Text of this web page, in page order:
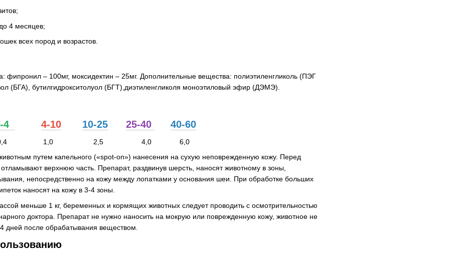
4 месяцев;
всех пород и возрастов.
фипронил – 100мг, моксидектин – 25мг. Дополнительные вещества: полиэтиленгликоль (ПЭГ
(БГА), бутилгидрокситолуол (БГТ),диэтиленгликоля моноэтиловый эфир (ДЭМЭ).
4 4-10 10-25 25-40 40-60
мл 0,4 1,0 2,5 4,0 6,0
путем капельного («spot-on») нанесения на сухую неповрежденную кожу. Перед
верхнюю часть. Препарат, раздвинув шерсть, наносят животному в зоны,
непосредственно на кожу между лопатками у основания шеи. При обработке больших
наносят на кожу в 3-4 зоны.
меньше 1 кг, беременных и кормящих животных следует проводить с осмотрительностью
доктора. Препарат не нужно наносить на мокрую или поврежденную кожу, животное не
дней после обрабатывания веществом.